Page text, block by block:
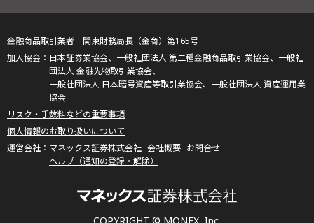
金融商品取引業者 関東財務局長（金商）第165号
日本証券業協会、一般社団法人 第二種金融商品取引業協会、一般社
団法人 金融先物取引業協会、
一般社団法人 日本暗号資産等取引業協会、一般社団法人 資産運用業
協会
リスク・手数料などの重要事項
個人情報のお取り扱いについて
マネックス証券株式会社 会社概要 お問合せ
ヘルプ（通知の登録・解除）